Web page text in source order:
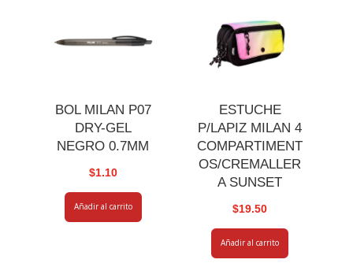
BOL MILAN P07
DRY-GEL
NEGRO 0.7MM
$1.10
Añadir al carrito
ESTUCHE
P/LAPIZ MILAN 4
COMPARTIMENT
OS/CREMALLER
A SUNSET
$19.50
Añadir al carrito